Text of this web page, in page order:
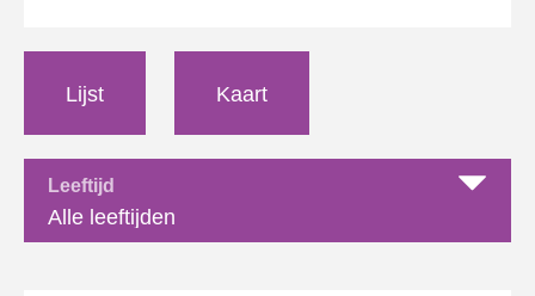
Lijst Kaart
Leeftijd
Alle leeftijden